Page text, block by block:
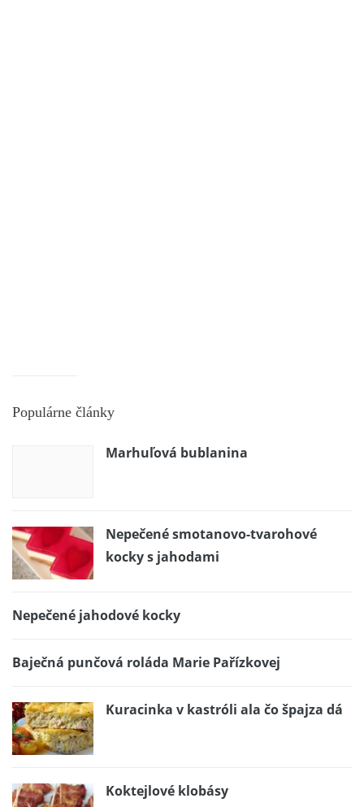
Populárne články
Marhuľová bublanina
Nepečené smotanovo-tvarohové
kocky s jahodami
Nepečené jahodové kocky
Baječná punčová roláda Marie Pařízkovej
Kuracinka v kastróli ala čo špajza dá
Koktejlové klobásy